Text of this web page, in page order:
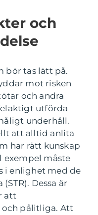
och
bör tas lätt på.
mot risken
och andra
utförda
underhåll.
att alltid anlita
har rätt kunskap
exempel måste
i enlighet med de
Dessa är
att
och pålitliga. Att